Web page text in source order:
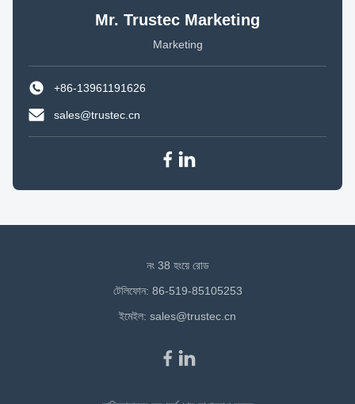
Mr. Trustec Marketing
Marketing
+86-13961191626
sales@trustec.cn
নং 38 হংয়ে রোড
টেলিফোন: 86-519-85105253
ইমেইল: sales@trustec.cn